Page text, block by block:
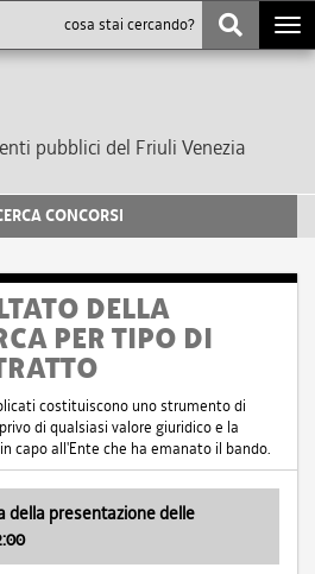
pubblici del Friuli Venezia
CONCORSI
DELLA
PER TIPO DI
costituiscono uno strumento di
di qualsiasi valore giuridico e la
capo all'Ente che ha emanato il bando.
della presentazione delle